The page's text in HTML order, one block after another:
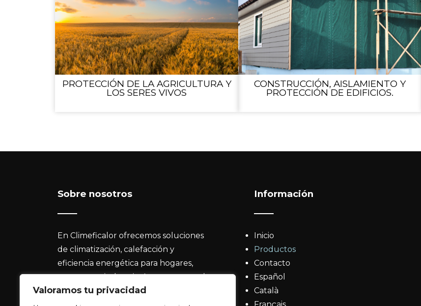
Valoramos tu privacidad
PROTECCIÓN DE LA AGRICULTURA Y
LOS SERES VIVOS
CONSTRUCCIÓN, AISLAMIENTO Y
PROTECCIÓN DE EDIFICIOS.
Sobre nosotros
En Climeficalor ofrecemos soluciones
de climatización, calefacción y
eficiencia energética para hogares,
empresas e industria. Apostamos por la
innovación, la sostenibilidad y el
Información
Inicio
Productos
Contacto
Español
Català